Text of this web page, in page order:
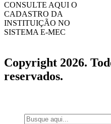
CONSULTE AQUI O
CADASTRO DA
INSTITUIÇÃO NO
SISTEMA E-MEC
Copyright 2026.
reservados.